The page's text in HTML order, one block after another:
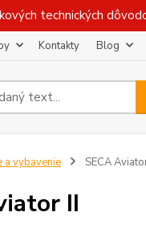
technických
Kontakty Blog
a vybavenie SECA
II